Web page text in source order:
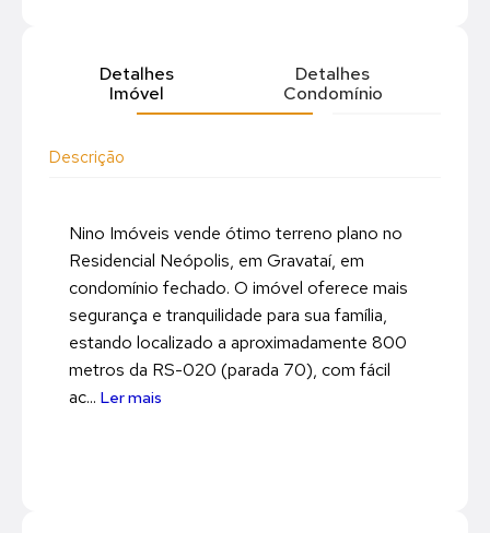
Detalhes
Imóvel
Detalhes
Condomínio
Descrição
Nino Imóveis vende ótimo terreno plano no
Residencial Neópolis, em Gravataí, em
condomínio fechado. O imóvel oferece mais
segurança e tranquilidade para sua família,
estando localizado a aproximadamente 800
metros da RS-020 (parada 70), com fácil
ac... Ler mais